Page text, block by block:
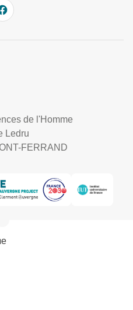
de l'Homme
Ledru
FERRAND